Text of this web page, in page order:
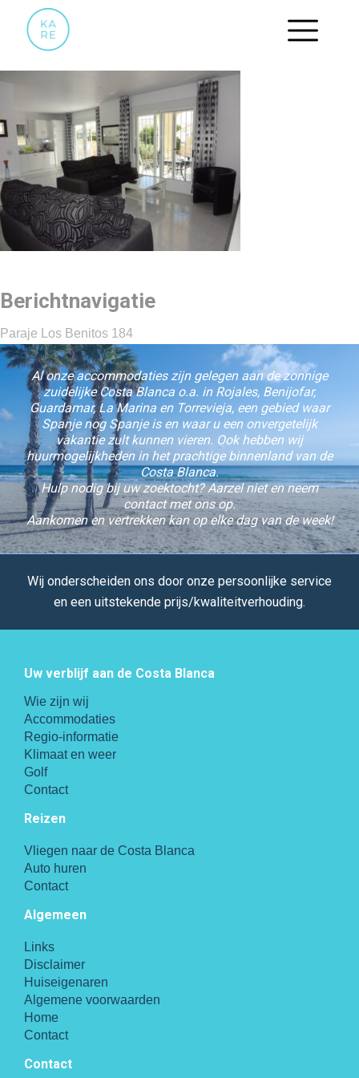
Berichtnavigatie
Paraje Los Benitos 184
Al onze accommodaties zijn gelegen aan de zonnige
zuidelijke Costa Blanca o.a. in Rojales, Benijofar,
Guardamar, La Marina en Torrevieja, een gebied waar
Spanje nog Spanje is en waar u een onvergetelijk
vakantie zult kunnen vieren. Ook hebben wij
huurmogelijkheden in het prachtige binnenland van de
Costa Blanca.
Hulp nodig bij uw zoektocht? Aarzel niet en neem
contact met ons op.
Aankomen en vertrekken kan op elke dag van de week!
Wij onderscheiden ons door onze persoonlijke service
en een uitstekende prijs/kwaliteitverhouding.
Uw verblijf aan de Costa Blanca
Wie zijn wij
Accommodaties
Regio-informatie
Klimaat en weer
Golf
Contact
Reizen
Vliegen naar de Costa Blanca
Auto huren
Contact
Algemeen
Links
Disclaimer
Huiseigenaren
Algemene voorwaarden
Home
Contact
Contact